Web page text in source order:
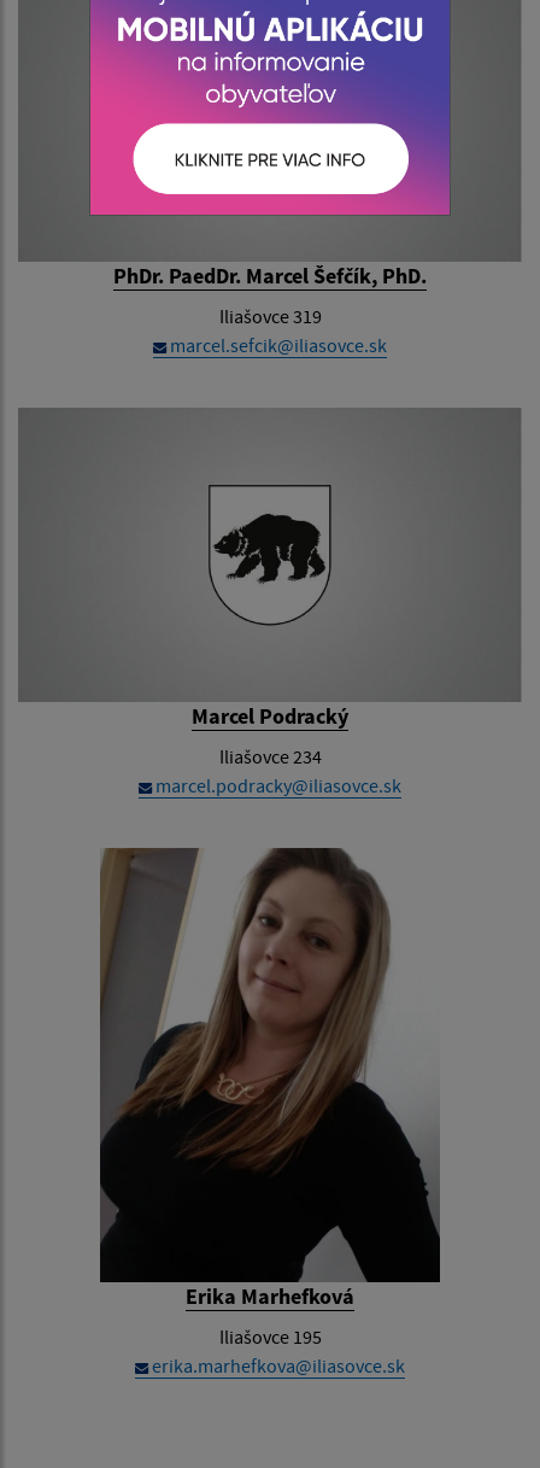
PhDr. PaedDr. Marcel Šefčík, PhD.
Iliašovce 319
marcel.sefcik@iliasovce.sk
Marcel Podracký
Iliašovce 234
marcel.podracky@iliasovce.sk
Erika Marhefková
Iliašovce 195
erika.marhefkova@iliasovce.sk